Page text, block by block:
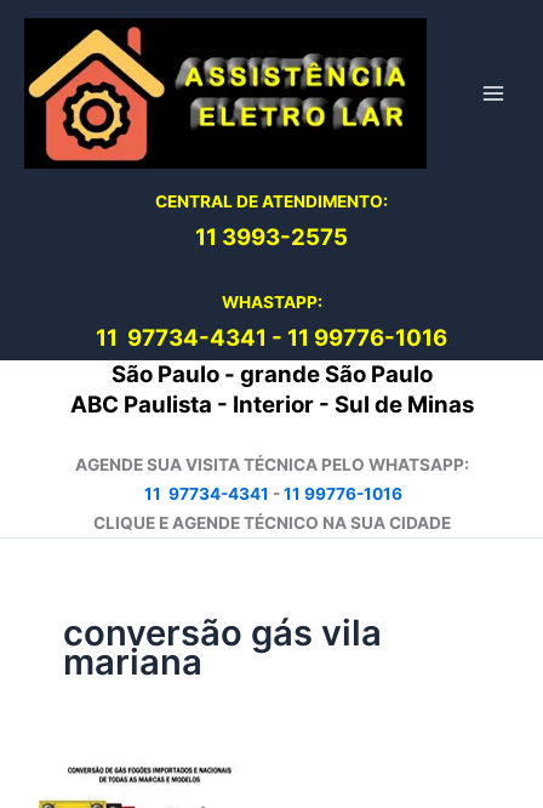
conteúdo
CENTRAL DE ATENDIMENTO:
11 3993-2575
WHASTAPP:
11 97734-4341 - 11 99776-1016
São Paulo - grande São Paulo
ABC Paulista - Interior - Sul de Minas
AGENDE SUA VISITA TÉCNICA PELO WHATSAPP:
11 97734-4341 -11 99776-1016
CLIQUE E AGENDE TÉCNICO NA SUA CIDADE
conversão gás vila
mariana